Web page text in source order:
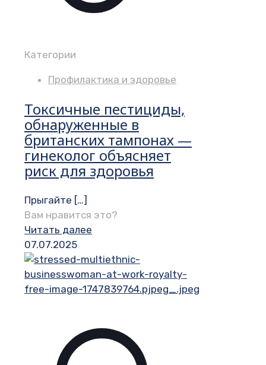
Категории
Профилактика и здоровье
Токсичные пестициды,
обнаруженные в
британских тампонах —
гинеколог объясняет
риск для здоровья
Прыгайте […]
Вам нравится это?
Читать далее
07.07.2025